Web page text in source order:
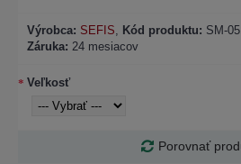
Výrobca: SEFIS, Kód produktu: SM-
Záruka: 24 mesiacov
Veľkosť
Porovnať